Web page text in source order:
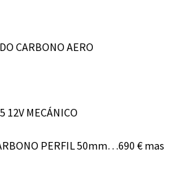
CARBONO AERO
12V MECÁNICO
PERFIL 50mm…690 € mas